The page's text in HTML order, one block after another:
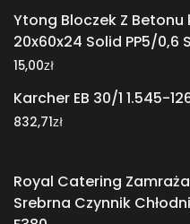
Ytong Bloczek Z
20x60x24 Solid PP5/0,6
15,00zł
Karcher EB 30/1 1.545-
832,71zł
Royal Catering
Srebrna Czynnik